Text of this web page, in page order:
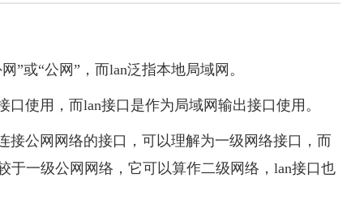
或“公网”，而lan泛指本地局域网。
使用，而lan接口是作为局域网输出接口使用。
公网网络的接口，可以理解为一级网络接口，而
于一级公网网络，它可以算作二级网络，lan接口也